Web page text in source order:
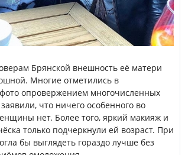
Брянской внешность её матери
Многие отметились в
опровержением многочисленных
что ничего особенного во
нет. Более того, яркий макияж и
только подчеркнули ей возраст. При
бы выглядеть гораздо лучше без